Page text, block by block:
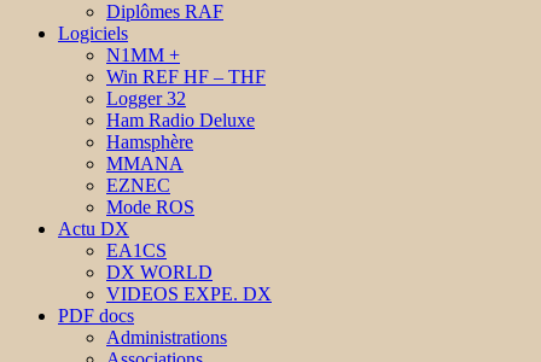
Diplômes RAF
Logiciels
N1MM +
Win REF HF – THF
Logger 32
Ham Radio Deluxe
Hamsphère
MMANA
EZNEC
Mode ROS
Actu DX
EA1CS
DX WORLD
VIDEOS EXPE. DX
PDF docs
Administrations